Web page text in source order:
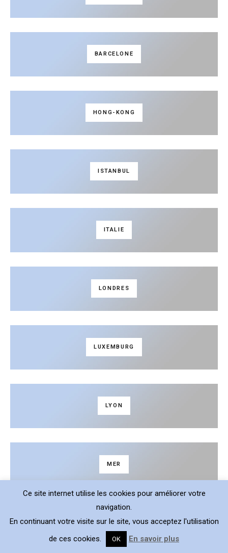
BARCELONE
HONG-KONG
ISTANBUL
ITALIE
LONDRES
LUXEMBURG
LYON
MER
MONTAGNE
Ce site internet utilise les cookies pour améliorer votre
navigation.
En continuant votre visite sur le site, vous acceptez l'utilisation
de ces cookies.
OK En savoir plus